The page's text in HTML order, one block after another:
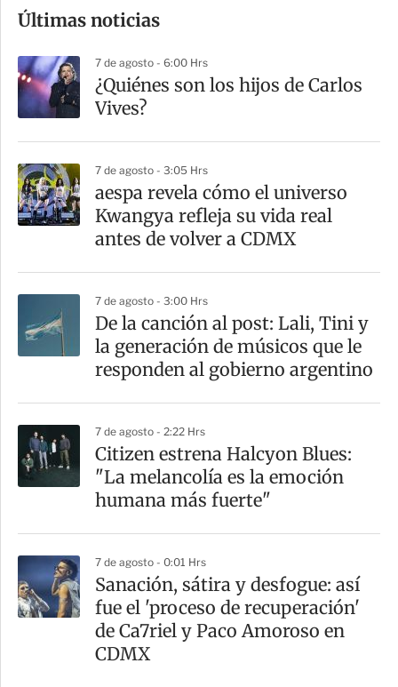
m
a
r
t
r
Últimas noticias
7 de agosto - 6:00 Hrs
¿Quiénes son los hijos de Carlos
Vives?
7 de agosto - 3:05 Hrs
aespa revela cómo el universo
Kwangya refleja su vida real
antes de volver a CDMX
7 de agosto - 3:00 Hrs
De la canción al post: Lali, Tini y
la generación de músicos que le
responden al gobierno argentino
7 de agosto - 2:22 Hrs
Citizen estrena Halcyon Blues:
"La melancolía es la emoción
humana más fuerte"
7 de agosto - 0:01 Hrs
Sanación, sátira y desfogue: así
fue el 'proceso de recuperación'
de Ca7riel y Paco Amoroso en
CDMX